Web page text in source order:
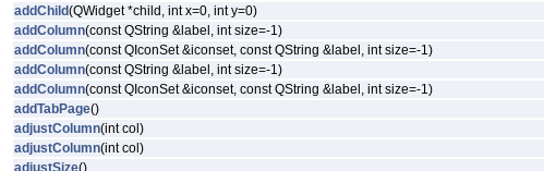
addChild(QWidget *child, int x=0, int y=0)
addColumn(const QString &label, int size=-1)
addColumn(const QIconSet &iconset, const QString &label, int size=-1)
addColumn(const QString &label, int size=-1)
addColumn(const QIconSet &iconset, const QString &label, int size=-1)
addTabPage()
adjustColumn(int col)
adjustColumn(int col)
adjustSize()